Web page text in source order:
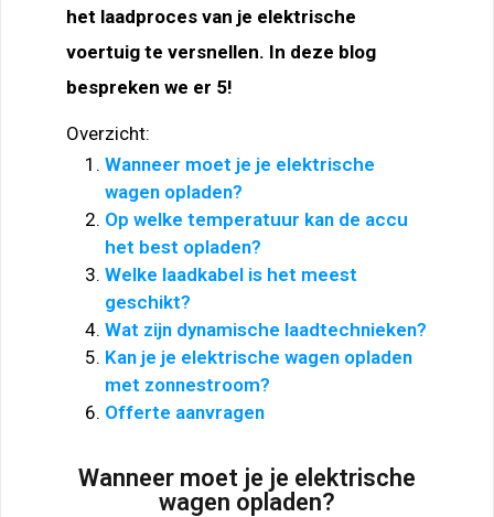
het laadproces van je elektrische
voertuig te versnellen. In deze blog
bespreken we er 5!
Overzicht:
Wanneer moet je je elektrische
wagen opladen?
Op welke temperatuur kan de accu
het best opladen?
Welke laadkabel is het meest
geschikt?
Wat zijn dynamische laadtechnieken?
Kan je je elektrische wagen opladen
met zonnestroom?
Offerte aanvragen
Wanneer moet je je elektrische
wagen opladen?